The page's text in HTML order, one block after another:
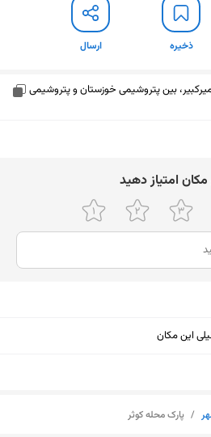
ذخیره ارسال
بین پتروشیمی خوزستان و پتروشیمی
اﻣﺘﯿﺎز دﻫﯿﺪ
این مکان
/ پارک محله کوثر